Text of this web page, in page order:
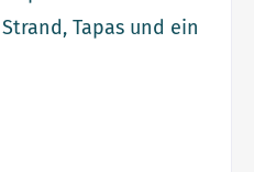
Tapas und ein